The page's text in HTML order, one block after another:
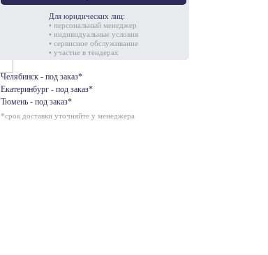
Для юридических лиц:
• персональный менеджер
• индивидуальные условия
• сервисное обслуживание
• участие в тендерах
Челябинск - под заказ*
Екатеринбург - под заказ*
Тюмень - под заказ*
*срок доставки уточняйте у менеджера